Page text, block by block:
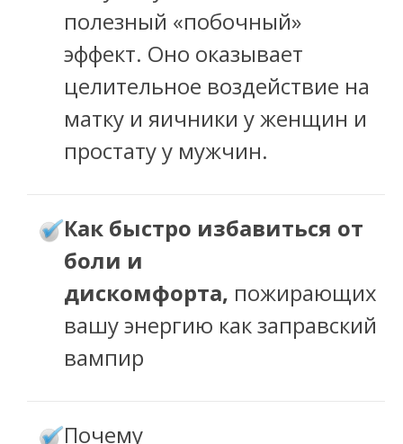
полезный «побочный»
эффект. Оно оказывает
целительное воздействие на
матку и яичники у женщин и
простату у мужчин.
Как быстро избавиться от
боли и
дискомфорта, пожирающих
вашу энергию как заправский
вампир
Почему